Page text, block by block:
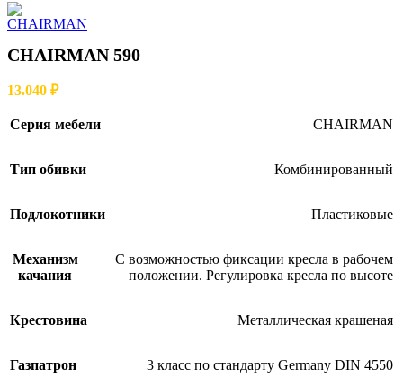
CHAIRMAN 590
13.040 ₽
Серия мебели CHAIRMAN
Тип обивки Комбинированный
Подлокотники Пластиковые
Механизм
качания
С возможностью фиксации кресла в рабочем
положении. Регулировка кресла по высоте
Крестовина Металлическая крашеная
Газпатрон 3 класс по стандарту Germany DIN 4550